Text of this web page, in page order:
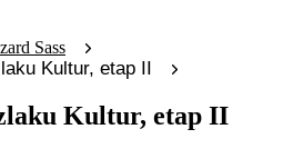
Sass
Kultur, etap II
Kultur, etap II